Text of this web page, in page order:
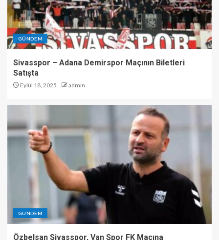
GÜNDEM
Sivasspor – Adana Demirspor Maçının Biletleri
Satışta
Eylül 18, 2025 admin
GÜNDEM
Özbelsan Sivasspor, Van Spor FK Maçına